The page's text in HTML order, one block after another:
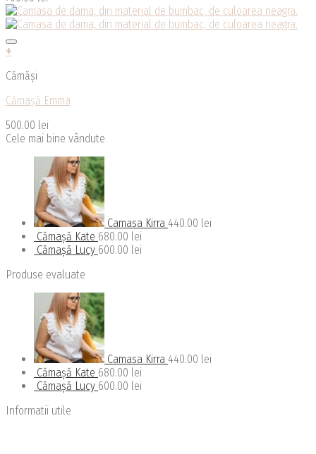
variații.
Opțiunile
pot
fi
alese
în
pagina
produsului.
+
produs
mai
variații.
Opțiunile
produsului.
Cămăși
Cămașă Emma
500.00 lei
Cele mai bine vândute
Camasa Kirra 440.00 lei
Cămașă Kate 680.00 lei
Cămașă Lucy 600.00 lei
Produse evaluate
Camasa Kirra 440.00 lei
Cămașă Kate 680.00 lei
Cămașă Lucy 600.00 lei
Informatii utile